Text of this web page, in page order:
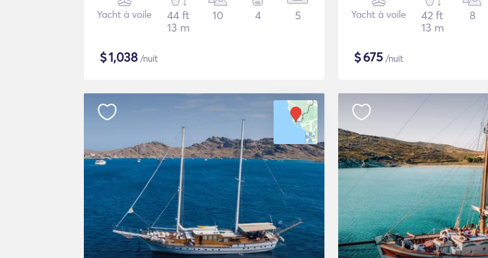
Yacht à voile
44 ft
13 m
10 4 5
$1,038/nuit
Yacht à voile
42 ft
13 m
8
$675 /nuit